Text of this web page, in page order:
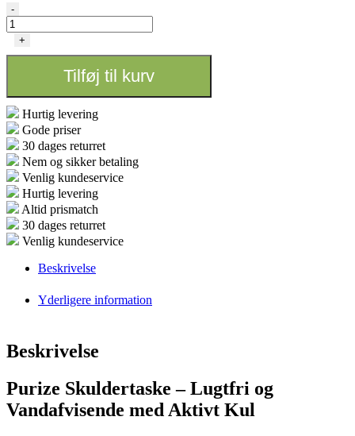
Purize
Skulder
Taske
og
vandafvisende
antal
-
+
Tilføj til kurv
Hurtig levering
Gode priser
30 dages returret
Nem og sikker betaling
Venlig kundeservice
Hurtig levering
Altid prismatch
30 dages returret
Venlig kundeservice
Beskrivelse
Yderligere information
Beskrivelse
Purize Skuldertaske – Lugtfri og
Vandafvisende med Aktivt Kul